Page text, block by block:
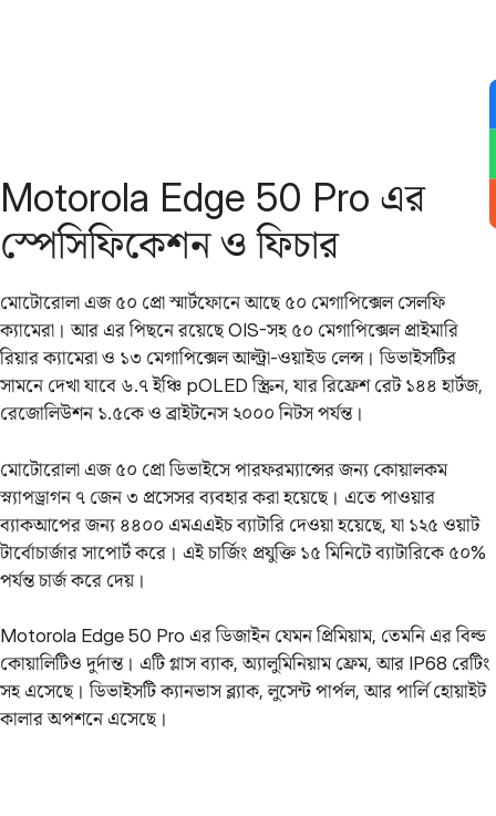
Motorola Edge 50 Pro এর
স্পেসিফিকেশন ও ফিচার
মোটোরোলা এজ ৫০ প্রো স্মার্টফোনে আছে ৫০ মেগাপিক্সেল সেলফি
ক্যামেরা। আর এর পিছনে রয়েছে OIS-সহ ৫০ মেগাপিক্সেল প্রাইমারি
রিয়ার ক্যামেরা ও ১৩ মেগাপিক্সেল আল্ট্রা-ওয়াইড লেন্স। ডিভাইসটির
সামনে দেখা যাবে ৬.৭ ইঞ্চি pOLED স্ক্রিন, যার রিফ্রেশ রেট ১৪৪ হার্টজ,
রেজোলিউশন ১.৫কে ও ব্রাইটনেস ২০০০ নিটস পর্যন্ত।
মোটোরোলা এজ ৫০ প্রো ডিভাইসে পারফরম্যান্সের জন্য কোয়ালকম
স্ন্যাপড্রাগন ৭ জেন ৩ প্রসেসর ব্যবহার করা হয়েছে। এতে পাওয়ার
ব্যাকআপের জন্য ৪৪০০ এমএএইচ ব্যাটারি দেওয়া হয়েছে, যা ১২৫ ওয়াট
টার্বোচার্জার সাপোর্ট করে। এই চার্জিং প্রযুক্তি ১৫ মিনিটে ব্যাটারিকে ৫০%
পর্যন্ত চার্জ করে দেয়।
Motorola Edge 50 Pro এর ডিজাইন যেমন প্রিমিয়াম, তেমনি এর বিল্ড
কোয়ালিটিও দুর্দান্ত। এটি গ্লাস ব্যাক, অ্যালুমিনিয়াম ফ্রেম, আর IP68 রেটিং
সহ এসেছে। ডিভাইসটি ক্যানভাস ব্ল্যাক, লুসেন্ট পার্পল, আর পার্লি হোয়াইট
কালার অপশনে এসেছে।